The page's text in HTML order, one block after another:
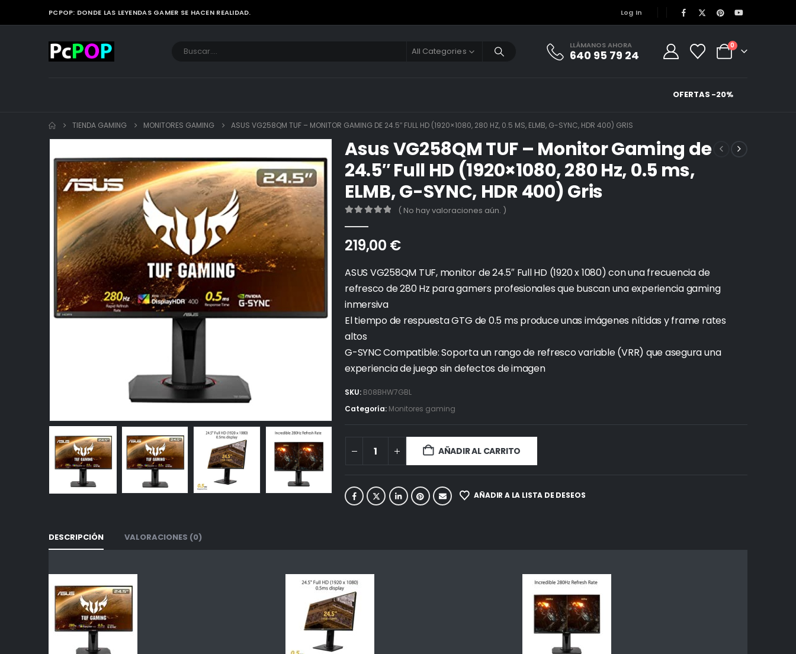
PCPOP: DONDE LAS LEYENDAS GAMER SE HACEN REALIDAD. Log In
All Categories
LLÁMANOS AHORA
640 95 79 24
0
OFERTAS -20%
TIENDA GAMING MONITORES GAMING ASUS VG258QM TUF – MONITOR GAMING DE 24.5″ FULL HD (1920×1080, 280 HZ, 0.5 MS, ELMB, G-SYNC, HDR 400) GRIS
Asus VG258QM TUF – Monitor Gaming de
24.5″ Full HD (1920×1080, 280 Hz, 0.5 ms,
ELMB, G-SYNC, HDR 400) Gris
( No hay valoraciones aún. )
219,00 €
ASUS VG258QM TUF, monitor de 24.5″ Full HD (1920 x 1080) con una frecuencia de
refresco de 280 Hz para gamers profesionales que buscan una experiencia gaming
inmersiva
El tiempo de respuesta GTG de 0.5 ms produce unas imágenes nítidas y frame rates
altos
G-SYNC Compatible: Soporta un rango de refresco variable (VRR) que asegura una
experiencia de juego sin defectos de imagen
SKU: B08BHW7GBL
Categoría: Monitores gaming
AÑADIR AL CARRITO
AÑADIR A LA LISTA DE DESEOS
DESCRIPCIÓN VALORACIONES (0)